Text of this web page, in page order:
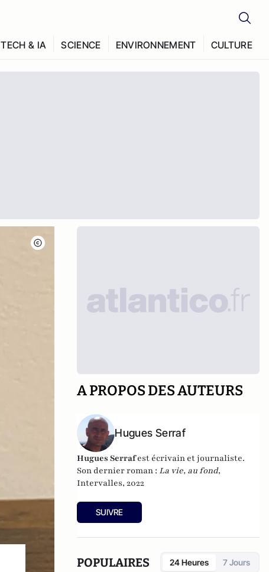
TECH & IA SCIENCE ENVIRONNEMENT CULTURE
A PROPOS DES AUTEURS
Hugues Serraf
Hugues Serrafest écrivain et journaliste.
Son dernier roman : La vie, au fond,
Intervalles, 2022
SUIVRE
POPULAIRES 24 Heures 7 Jours